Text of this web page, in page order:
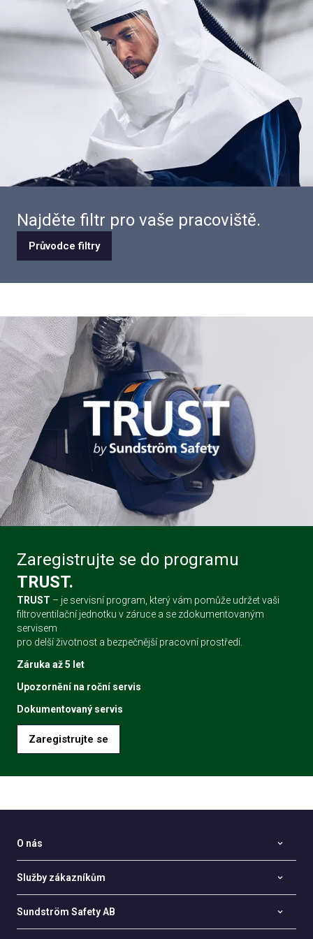
Najděte filtr pro vaše pracoviště.
Průvodce filtry
Zaregistrujte se do programu
TRUST.
TRUST – je servisní program, který vám pomůže udržet vaši
filtroventilační jednotku v záruce a se zdokumentovaným
servisem
pro delší životnost a bezpečnější pracovní prostředí.
Záruka až 5 let
Upozornění na roční servis
Dokumentovaný servis
Zaregistrujte se
O nás
Služby zákazníkům
Sundström Safety AB